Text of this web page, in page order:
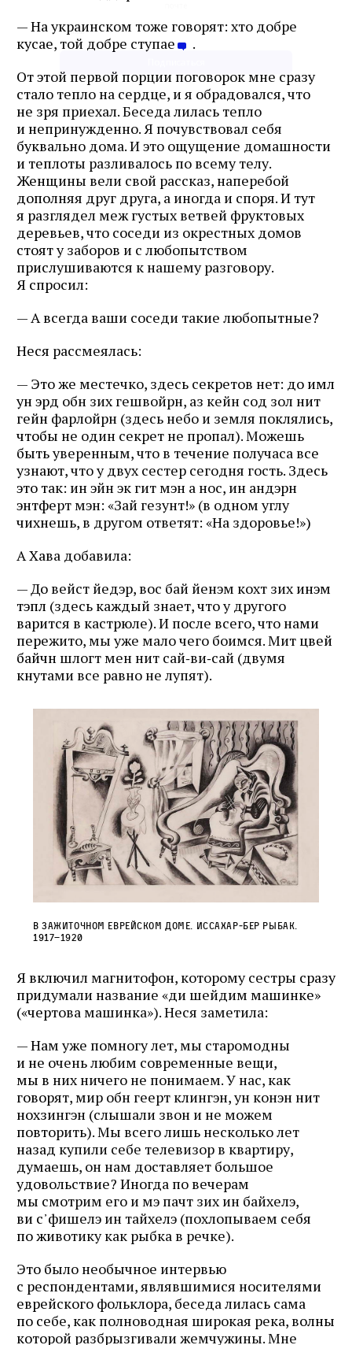
— На украинском тоже говорят: хто добре
кусае, той добре ступае
.
От этой первой порции поговорок мне сразу
стало тепло на сердце, и я обрадовался, что
не зря приехал. Беседа лилась тепло
и непринужденно. Я почувствовал себя
буквально дома. И это ощущение домашности
и теплоты разливалось по всему телу.
Женщины вели свой рассказ, наперебой
дополняя друг друга, а иногда и споря. И тут
я разглядел меж густых ветвей фруктовых
деревьев, что соседи из окрестных домов
стоят у заборов и с любопытством
прислушиваются к нашему разговору.
Я спросил:
— А всегда ваши соседи такие любопытные?
Неся рассмеялась:
— Это же местечко, здесь секретов нет: до имл
ун эрд обн зих гешвойрн, аз кейн сод зол нит
гейн фарлойрн (здесь небо и земля поклялись,
чтобы не один секрет не пропал). Можешь
быть уверенным, что в течение получаса все
узнают, что у двух сестер сегодня гость. Здесь
это так: ин эйн эк гит мэн а нос, ин андэрн
энтферт мэн: «Зай гезунт!» (в одном углу
чихнешь, в другом ответят: «На здоровье!»)
А Хава добавила:
— До вейст йедэр, вос бай йенэм кохт зих инэм
тэпл (здесь каждый знает, что у другого
варится в кастрюле). И после всего, что нами
пережито, мы уже мало чего боимся. Мит цвей
байчн шлогт мен нит сай‑ви‑сай (двумя
кнутами все равно не лупят).
В зажиточном еврейском доме. Иссахар‑Бер Рыбак.
1917–1920
Я включил магнитофон, которому сестры сразу
придумали название «ди шейдим машинке»
(«чертова машинка»). Неся заметила:
— Нам уже помногу лет, мы старомодны
и не очень любим современные вещи,
мы в них ничего не понимаем. У нас, как
говорят, мир обн геерт клингэн, ун конэн нит
нохзингэн (слышали звон и не можем
повторить). Мы всего лишь несколько лет
назад купили себе телевизор в квартиру,
думаешь, он нам доставляет большое
удовольствие? Иногда по вечерам
мы смотрим его и мэ пачт зих ин байхелэ,
ви с᾽фишелэ ин тайхелэ (похлопываем себя
по животику как рыбка в речке).
Это было необычное интервью
с респондентами, являвшимися носителями
еврейского фольклора, беседа лилась сама
по себе, как полноводная широкая река, волны
которой разбрызгивали жемчужины. Мне
Подписаться